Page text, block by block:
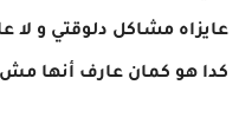
عايزاه مشاكل دلوقتي و لا
كدا هو كمان عارف أنها